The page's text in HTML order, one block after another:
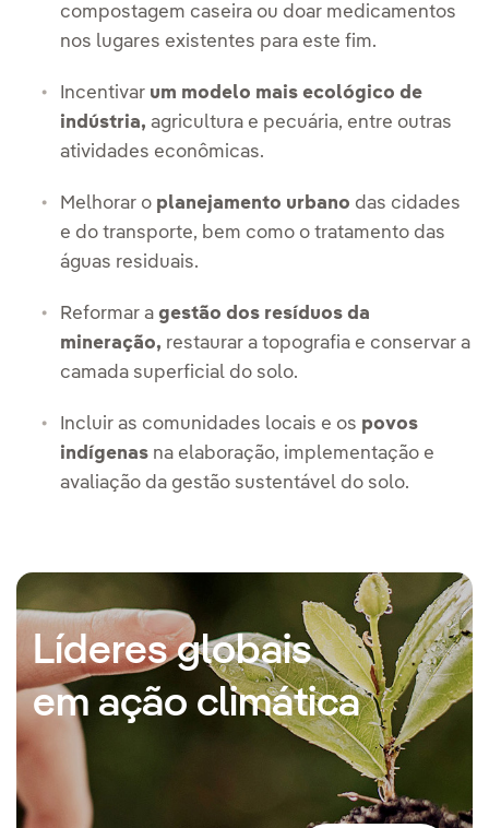
compostagem caseira ou doar medicamentos
nos lugares existentes para este fim.
Incentivar um modelo mais ecológico de
indústria, agricultura e pecuária, entre outras
atividades econômicas.
Melhorar o planejamento urbano das cidades
e do transporte, bem como o tratamento das
águas residuais.
Reformar a gestão dos resíduos da
mineração, restaurar a topografia e conservar a
camada superficial do solo.
Incluir as comunidades locais e os povos
indígenas na elaboração, implementação e
avaliação da gestão sustentável do solo.
Líderes globais
em ação climática